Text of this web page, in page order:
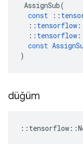
AssignSub(
const
::
:: tensorflow
:: tensorflow
const
)
düğüm
:: tensorflow ::